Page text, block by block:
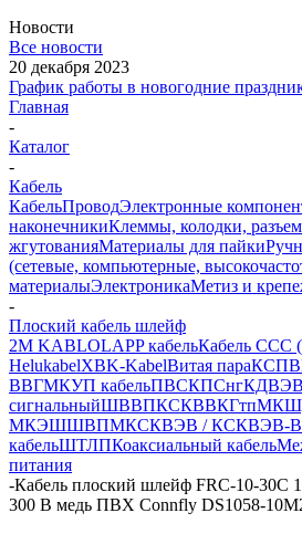
Новости
Все новости
20 декабря 2023
График работы в новогодние
Главная
-
Каталог
-
Кабель
КабельПроводЭлектронные
наконечникиКлеммы, колодки,
жгутованияМатериалы для пайки
(сетевые, компьютерные,
материалыЭлектроникаМетиз и
-
Плоский кабель шлейф
2M KABLOLAPP кабельКабель CCC
HelukabelXBK-KabelВитая пара
ВВГМКУП кабельПВСКПСнг
сигнальныйШВВПКСКВВКГтп
МКЭШШВПМКСКВЭВ / КСКВЭВ-
кабельШТЛПКоаксиальный кабель
питания
-Кабель плоский шлейф FRC-10-30C
300 В медь ПВХ Connfly DS1058-